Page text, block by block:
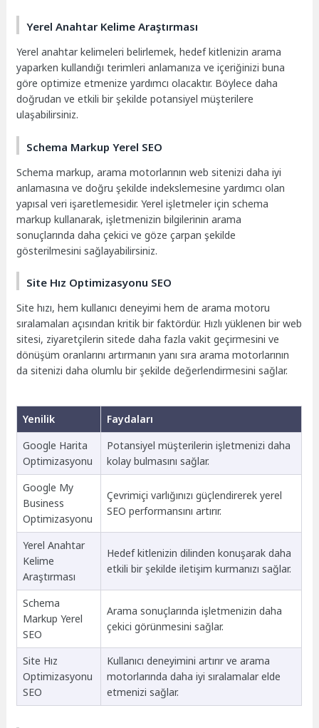
Yerel Anahtar Kelime Araştırması
Yerel anahtar kelimeleri belirlemek, hedef kitlenizin arama
yaparken kullandığı terimleri anlamanıza ve içeriğinizi buna
göre optimize etmenize yardımcı olacaktır. Böylece daha
doğrudan ve etkili bir şekilde potansiyel müşterilere
ulaşabilirsiniz.
Schema Markup Yerel SEO
Schema markup, arama motorlarının web sitenizi daha iyi
anlamasına ve doğru şekilde indekslemesine yardımcı olan
yapısal veri işaretlemesidir. Yerel işletmeler için schema
markup kullanarak, işletmenizin bilgilerinin arama
sonuçlarında daha çekici ve göze çarpan şekilde
gösterilmesini sağlayabilirsiniz.
Site Hız Optimizasyonu SEO
Site hızı, hem kullanıcı deneyimi hem de arama motoru
sıralamaları açısından kritik bir faktördür. Hızlı yüklenen bir web
sitesi, ziyaretçilerin sitede daha fazla vakit geçirmesini ve
dönüşüm oranlarını artırmanın yanı sıra arama motorlarının
da sitenizi daha olumlu bir şekilde değerlendirmesini sağlar.
Yenilik
Faydaları
Google Harita
Optimizasyonu
Potansiyel müşterilerin işletmenizi daha
kolay bulmasını sağlar.
Google My
Business
Optimizasyonu
Çevrimiçi varlığınızı güçlendirerek yerel
SEO performansını artırır.
Yerel Anahtar
Kelime
Araştırması
Hedef kitlenizin dilinden konuşarak daha
etkili bir şekilde iletişim kurmanızı sağlar.
Schema
Markup Yerel
SEO
Arama sonuçlarında işletmenizin daha
çekici görünmesini sağlar.
Site Hız
Optimizasyonu
SEO
Kullanıcı deneyimini artırır ve arama
motorlarında daha iyi sıralamalar elde
etmenizi sağlar.